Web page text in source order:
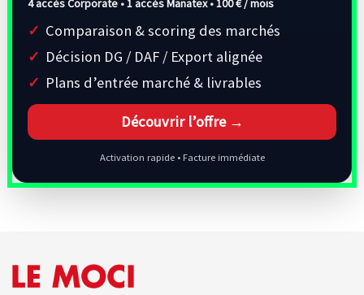
4 accès Corporate • 1 accès Manatex •100 € / mois
Comparaison & scoring des marchés
Décision DG / DAF / Export alignée
Plans d’entrée marché & livrables
Découvrir l’offre →
Activation rapide • Facture immédiate